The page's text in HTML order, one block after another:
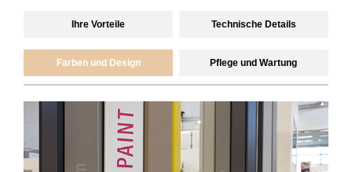
Ihre Vorteile Technische Details
Farben und Design Pflege und Wartung